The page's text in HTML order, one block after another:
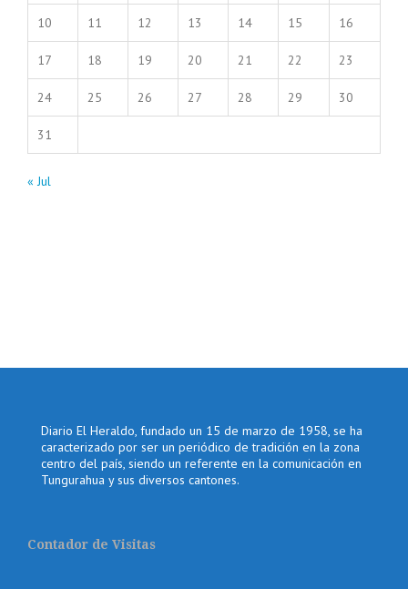
10 11 12 13 14 15 16
17 18 19 20 21 22 23
24 25 26 27 28 29 30
31
« Jul
Diario El Heraldo, fundado un 15 de marzo de 1958, se ha
caracterizado por ser un periódico de tradición en la zona
centro del país, siendo un referente en la comunicación en
Tungurahua y sus diversos cantones.
Contador de Visitas